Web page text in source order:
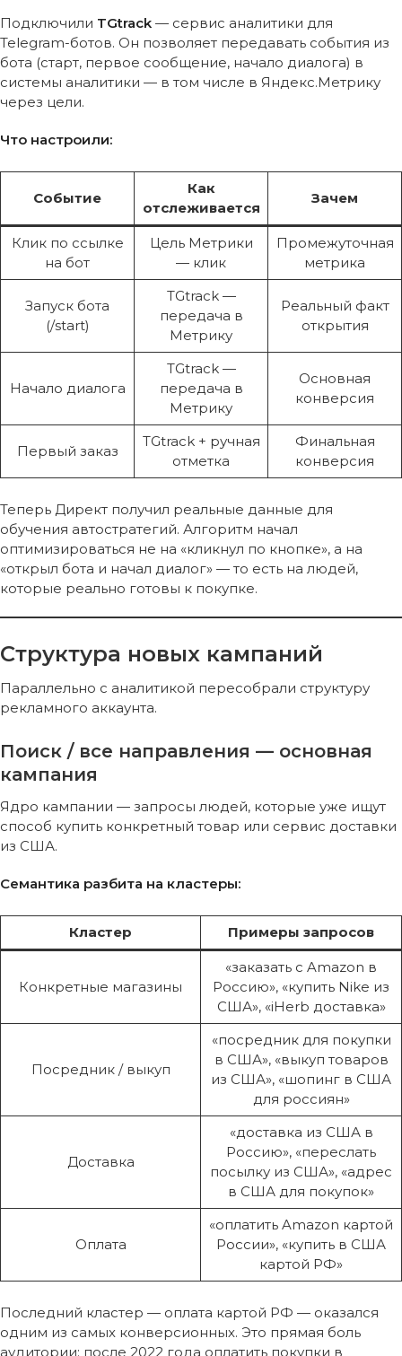
Подключили TGtrack — сервис аналитики для
Telegram-ботов. Он позволяет передавать события из
бота (старт, первое сообщение, начало диалога) в
системы аналитики — в том числе в Яндекс.Метрику
через цели.
Что настроили:
Событие
Как
отслеживается
Зачем
Клик по ссылке
на бот
Цель Метрики
— клик
Промежуточная
метрика
Запуск бота
(/start)
TGtrack —
передача в
Метрику
Реальный факт
открытия
Начало диалога
TGtrack —
передача в
Метрику
Основная
конверсия
Первый заказ
TGtrack + ручная
отметка
Финальная
конверсия
Теперь Директ получил реальные данные для
обучения автостратегий. Алгоритм начал
оптимизироваться не на «кликнул по кнопке», а на
«открыл бота и начал диалог» — то есть на людей,
которые реально готовы к покупке.
Структура новых кампаний
Параллельно с аналитикой пересобрали структуру
рекламного аккаунта.
Поиск / все направления — основная
кампания
Ядро кампании — запросы людей, которые уже ищут
способ купить конкретный товар или сервис доставки
из США.
Семантика разбита на кластеры:
Кластер Примеры запросов
Конкретные магазины
«заказать с Amazon в
Россию», «купить Nike из
США», «iHerb доставка»
Посредник / выкуп
«посредник для покупки
в США», «выкуп товаров
из США», «шопинг в США
для россиян»
Доставка
«доставка из США в
Россию», «переслать
посылку из США», «адрес
в США для покупок»
Оплата
«оплатить Amazon картой
России», «купить в США
картой РФ»
Последний кластер — оплата картой РФ — оказался
одним из самых конверсионных. Это прямая боль
аудитории: после 2022 года оплатить покупки в